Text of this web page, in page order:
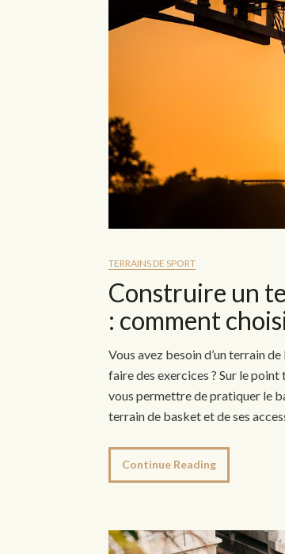
TERRAINS DE SPORT
Construire un
: comment
Vous avez besoin d’un terrain
faire des exercices ? Sur le
vous permettre de pratiquer le
terrain de basket et de ses
Continue Reading